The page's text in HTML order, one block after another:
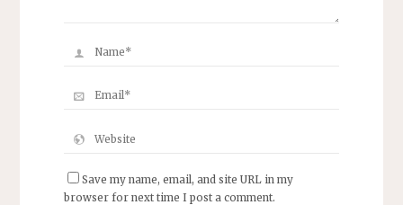
Save my name, email, and site URL in my
browser for next time I post a comment.